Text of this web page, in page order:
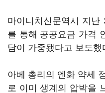
마이니치신문역시 지난
를 통해 공공요금 가격
담이 가중됐다고 보도했
아베 총리의 엔화 약세
로 이미 생계의 압박을